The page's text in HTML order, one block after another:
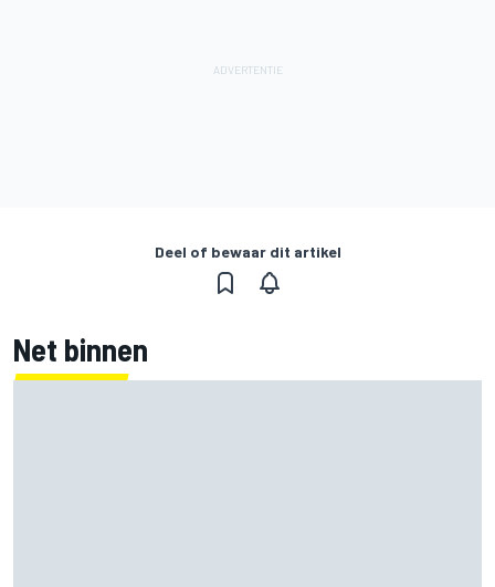
Deel of bewaar dit artikel
Net binnen